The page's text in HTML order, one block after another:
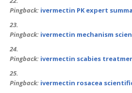
Pingback: ivermectin PK expert
Pingback: ivermectin mechanism
Pingback: ivermectin scabies
Pingback: ivermectin rosacea